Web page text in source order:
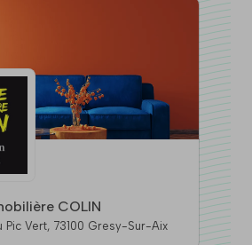
COLIN
90 Impasse Du Pic Vert, 73100 Gresy-Sur-Aix